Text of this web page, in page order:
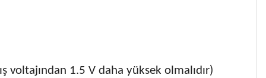
voltajından 1.5 V daha yüksek olmalıdır)